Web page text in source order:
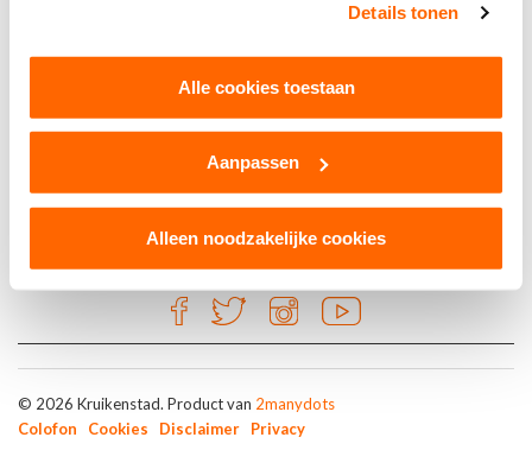
Details tonen
Alle cookies toestaan
Aanpassen
Alleen noodzakelijke cookies
© 2026 Kruikenstad. Product van 2manydots
Colofon
Cookies Disclaimer Privacy